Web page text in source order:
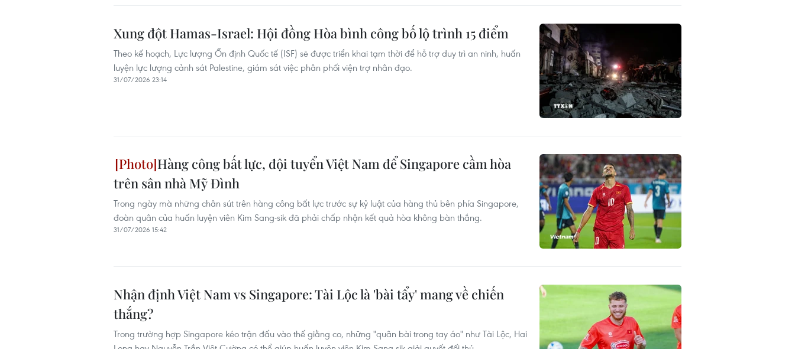
Xung đột Hamas-Israel: Hội đồng Hòa bình công bố lộ trình 15 điểm
Theo kế hoạch, Lực lượng Ổn định Quốc tế (ISF) sẽ được triển khai tạm thời để hỗ trợ duy trì an ninh, huấn
luyện lực lượng cảnh sát Palestine, giám sát việc phân phối viện trợ nhân đạo.
31/07/2026 23:14
Hàng công bất lực, đội tuyển Việt Nam để Singapore cầm hòa
trên sân nhà Mỹ Đình
Trong ngày mà những chân sút trên hàng công bất lực trước sự kỷ luật của hàng thủ bên phía Singapore,
đoàn quân của huấn luyện viên Kim Sang-sik đã phải chấp nhận kết quả hòa không bàn thắng.
31/07/2026 15:42
Nhận định Việt Nam vs Singapore: Tài Lộc là 'bài tẩy' mang về chiến
thắng?
Trong trường hợp Singapore kéo trận đấu vào thế giằng co, những "quân bài trong tay áo" như Tài Lộc, Hai